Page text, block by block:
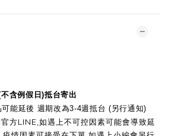
含例假日)抵台寄出
能延後 週期改為3-4週抵台 (另行通知)
方LINE,如遇上不可控因素可能會導致延